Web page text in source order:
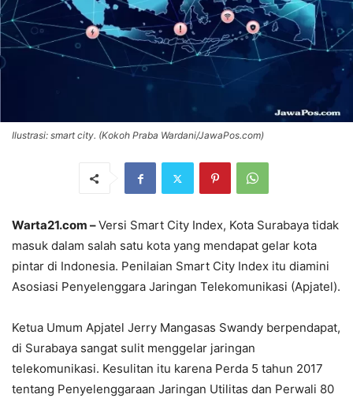
Ilustrasi: smart city. (Kokoh Praba Wardani/JawaPos.com)
Warta21.com –Versi Smart City Index, Kota Surabaya tidak
masuk dalam salah satu kota yang mendapat gelar kota
pintar di Indonesia. Penilaian Smart City Index itu diamini
Asosiasi Penyelenggara Jaringan Telekomunikasi (Apjatel).
Ketua Umum Apjatel Jerry Mangasas Swandy berpendapat,
di Surabaya sangat sulit menggelar jaringan
telekomunikasi. Kesulitan itu karena Perda 5 tahun 2017
tentang Penyelenggaraan Jaringan Utilitas dan Perwali 80